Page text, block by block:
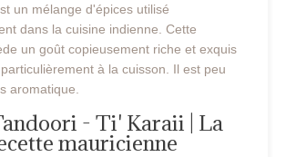
un mélange d'épices utilisé
dans la cuisine indienne. Cette
un goût copieusement riche et exquis
à la cuisson. Il est peu
aromatique.
- Ti' Karaii | La
mauricienne